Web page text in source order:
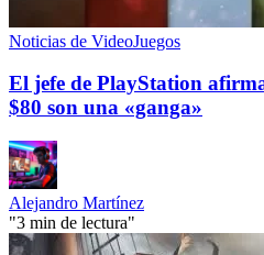
Noticias de VideoJuegos
El jefe de PlayStation
$80 son una «ganga»
Alejandro Martínez
"3 min de lectura"